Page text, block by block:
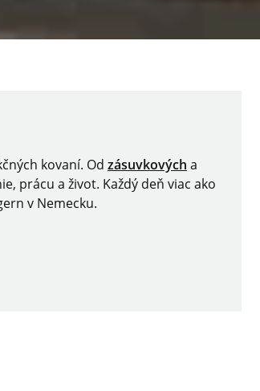
kovaní. Od zásuvkových a
prácu a život. Každý deň viac ako
v Nemecku.